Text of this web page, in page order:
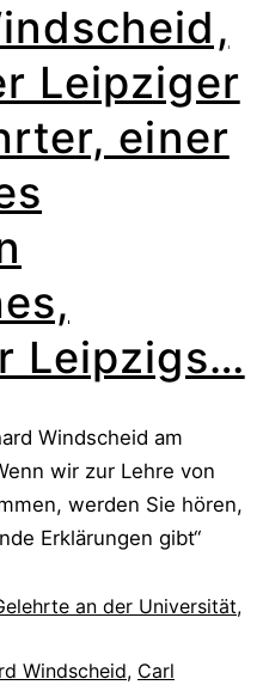
Leipziger
einer
Leipzigs…
Windscheid am
wir zur Lehre von
werden Sie hören,
Erklärungen gibt“
an der Universität,
Windscheid, Carl